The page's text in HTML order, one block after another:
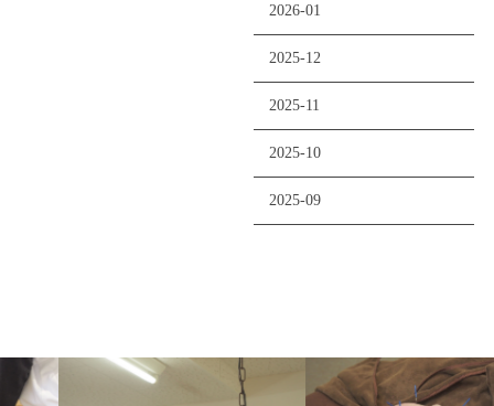
2026-01
2025-12
2025-11
2025-10
2025-09